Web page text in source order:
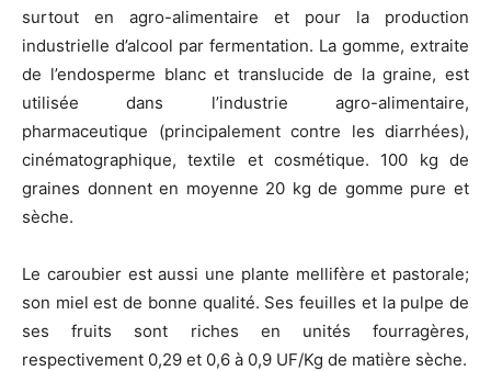
surtout en agro-alimentaire et pour la production
industrielle d’alcool par fermentation. La gomme, extraite
de l’endosperme blanc et translucide de la graine, est
utilisée dans l’industrie agro-alimentaire,
pharmaceutique (principalement contre les diarrhées),
cinématographique, textile et cosmétique. 100 kg de
graines donnent en moyenne 20 kg de gomme pure et
sèche.
Le caroubier est aussi une plante mellifère et pastorale;
son miel est de bonne qualité. Ses feuilles et la pulpe de
ses fruits sont riches en unités fourragères,
respectivement 0,29 et 0,6 à 0,9 UF/Kg de matière sèche.